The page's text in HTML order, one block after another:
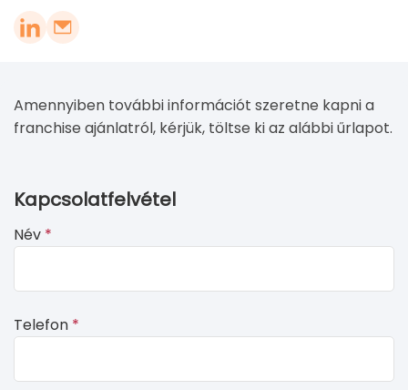
Amennyiben további információt szeretne kapni a
franchise ajánlatról, kérjük, töltse ki az alábbi űrlapot.
Kapcsolatfelvétel
Név *
Telefon *
If
see
leave
form
blank